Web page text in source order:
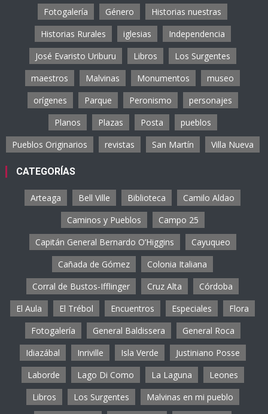
Fotogalería
Género
Historias nuestras
Historias Rurales
iglesias
Independencia
José Evaristo Uriburu
Libros
Los Surgentes
maestros
Malvinas Monumentos
museo
orígenes
Parque Peronismo
personajes
Planos
Plazas Posta
pueblos
Pueblos Originarios
revistas San Martín Villa Nueva
CATEGORÍAS
Arteaga Bell Ville Biblioteca
Camilo Aldao
Caminos y Pueblos
Campo 25
Capitán General Bernardo O’Higgins
Cayuqueo
Cañada de Gómez
Colonia Italiana
Corral de Bustos-Ifflinger
Cruz Alta
Córdoba
El Aula
El Trébol Encuentros Especiales
Flora
Fotogalería
General Baldissera
General Roca
Idiazábal
Inriville Isla Verde
Justiniano Posse
Laborde
Lago Di Como La Laguna
Leones
Libros
Los Surgentes
Malvinas en mi pueblo